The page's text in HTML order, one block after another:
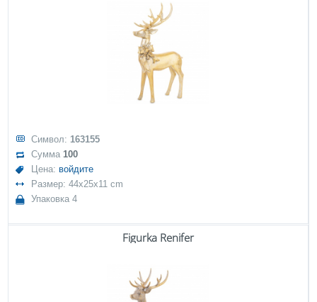
Символ: 163155
Сумма100
Цена: войдите
Размер: 44x25x11 cm
Упаковка 4
Figurka Renifer